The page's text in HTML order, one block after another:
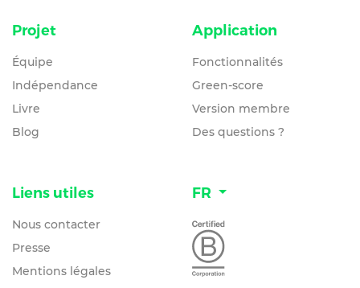
Projet
Équipe
Indépendance
Livre
Blog
Application
Fonctionnalités
Green-score
Version membre
Des questions ?
Liens utiles
Nous contacter
Presse
Mentions légales
FR